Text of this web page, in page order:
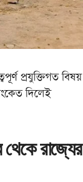
প্রযুক্তিগত বিষয়
দিলেই
রাজ্যের